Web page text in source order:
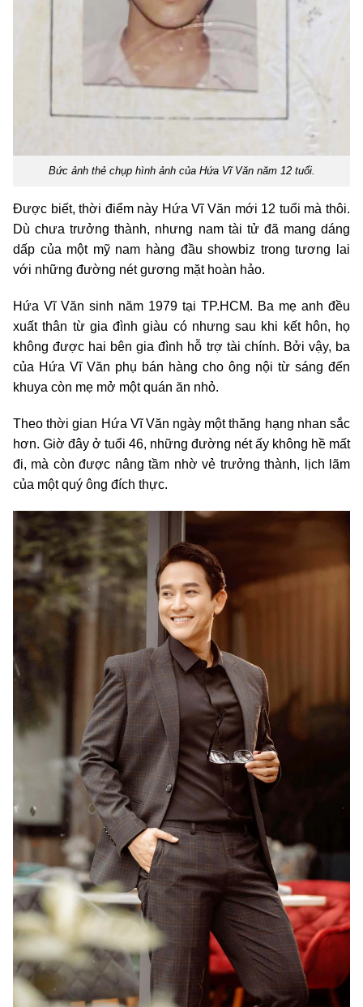
Bức ảnh thẻ chụp hình ảnh của Hứa Vĩ Văn năm 12 tuổi.
Được biết, thời điểm này Hứa Vĩ Văn mới 12 tuổi mà thôi.
Dù chưa trưởng thành, nhưng nam tài tử đã mang dáng
dấp của một mỹ nam hàng đầu showbiz trong tương lai
với những đường nét gương mặt hoàn hảo.
Hứa Vĩ Văn sinh năm 1979 tại TP.HCM. Ba mẹ anh đều
xuất thân từ gia đình giàu có nhưng sau khi kết hôn, họ
không được hai bên gia đình hỗ trợ tài chính. Bởi vậy, ba
của Hứa Vĩ Văn phụ bán hàng cho ông nội từ sáng đến
khuya còn mẹ mở một quán ăn nhỏ.
Theo thời gian Hứa Vĩ Văn ngày một thăng hạng nhan sắc
hơn. Giờ đây ở tuổi 46, những đường nét ấy không hề mất
đi, mà còn được nâng tầm nhờ vẻ trưởng thành, lịch lãm
của một quý ông đích thực.